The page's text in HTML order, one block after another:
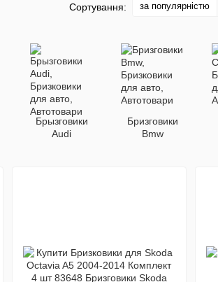
Сортування: за популярністю
Брызговики
Audi
Бризговики
Bmw